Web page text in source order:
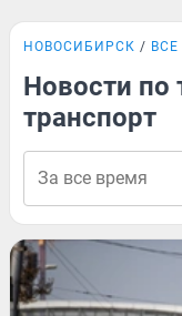
НОВОСИБИРСК
Новости по
транспорт